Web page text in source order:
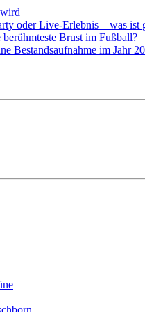
oder Live-Erlebnis – was ist
Brust im Fußball?
Bestandsaufnahme im Jahr